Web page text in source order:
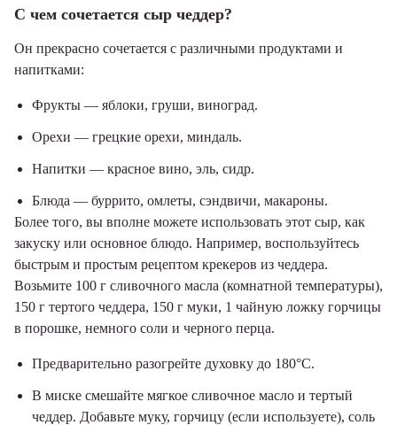
С чем сочетается сыр чеддер?
Он прекрасно сочетается с различными продуктами и
напитками:
Фрукты — яблоки, груши, виноград.
Орехи — грецкие орехи, миндаль.
Напитки — красное вино, эль, сидр.
Блюда — буррито, омлеты, сэндвичи, макароны.
Более того, вы вполне можете использовать этот сыр, как
закуску или основное блюдо. Например, воспользуйтесь
быстрым и простым рецептом крекеров из чеддера.
Возьмите 100 г сливочного масла (комнатной температуры),
150 г тертого чеддера, 150 г муки, 1 чайную ложку горчицы
в порошке, немного соли и черного перца.
Предварительно разогрейте духовку до 180°C.
В миске смешайте мягкое сливочное масло и тертый
чеддер. Добавьте муку, горчицу (если используете), соль